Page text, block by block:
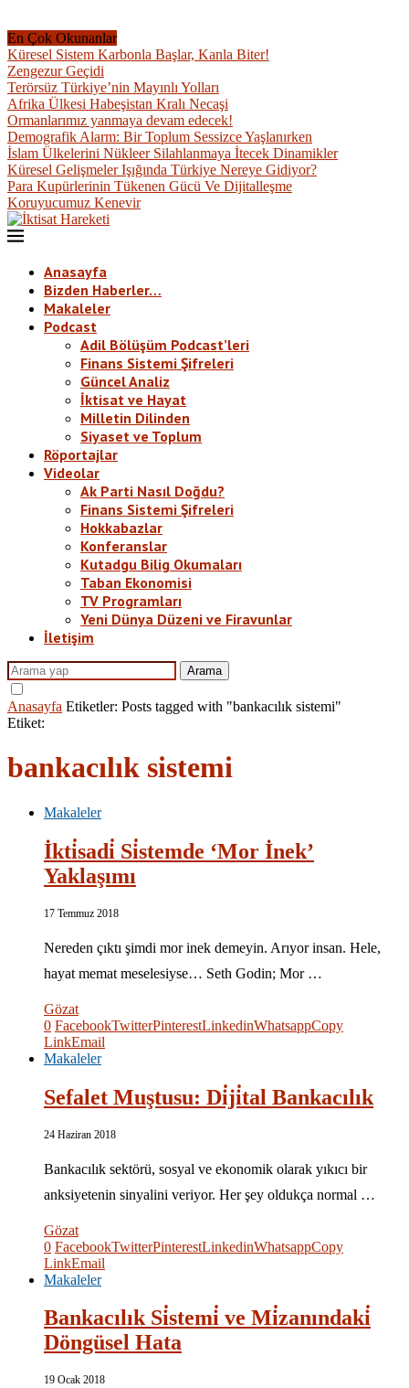
En Çok Okunanlar
Küresel Sistem Karbonla Başlar, Kanla Biter!
Zengezur Geçidi
Terörsüz Türkiye’nin Mayınlı Yolları
Afrika Ülkesi Habeşistan Kralı Necaşi
Ormanlarımız yanmaya devam edecek!
Demografik Alarm: Bir Toplum Sessizce Yaşlanırken
İslam Ülkelerini Nükleer Silahlanmaya İtecek Dinamikler
Küresel Gelişmeler Işığında Türkiye Nereye Gidiyor?
Para Kupürlerinin Tükenen Gücü Ve Dijitalleşme
Koruyucumuz Kenevir
Anasayfa
Bizden Haberler…
Makaleler
Podcast
Adil Bölüşüm Podcast’leri
Finans Sistemi Şifreleri
Güncel Analiz
İktisat ve Hayat
Milletin Dilinden
Siyaset ve Toplum
Röportajlar
Videolar
Ak Parti Nasıl Doğdu?
Finans Sistemi Şifreleri
Hokkabazlar
Konferanslar
Kutadgu Bilig Okumaları
Taban Ekonomisi
TV Programları
Yeni Dünya Düzeni ve Firavunlar
İletişim
Arama
Anasayfa Etiketler: Posts tagged with "bankacılık sistemi"
Etiket:
bankacılık sistemi
Makaleler
İkti̇sadi̇ Si̇stemde ‘Mor İnek’
Yaklaşımı
17 Temmuz 2018
Nereden çıktı şimdi mor inek demeyin. Arıyor insan. Hele,
hayat memat meselesiyse… Seth Godin; Mor …
Gözat
0 FacebookTwitterPinterestLinkedinWhatsappCopy
LinkEmail
Makaleler
Sefalet Muştusu: Di̇ji̇tal Bankacılık
24 Haziran 2018
Bankacılık sektörü, sosyal ve ekonomik olarak yıkıcı bir
anksiyetenin sinyalini veriyor. Her şey oldukça normal …
Gözat
0 FacebookTwitterPinterestLinkedinWhatsappCopy
LinkEmail
Makaleler
Bankacılık Si̇stemi̇ ve Mi̇zanındaki̇
Döngüsel Hata
19 Ocak 2018